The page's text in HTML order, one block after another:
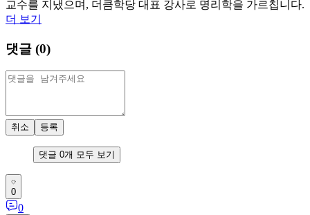
교수를 지냈으며, 더큼학당 대표 강사로 명리학을 가르칩니다.
더 보기
댓글 (0)
취소 등록
댓글 0개 모두 보기
0
0